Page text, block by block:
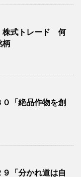
株式トレード 何
柄
「絶品作物を創
「分かれ道は自